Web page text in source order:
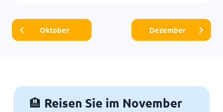
Oktober Dezember
🏨 Reisen Sie im November